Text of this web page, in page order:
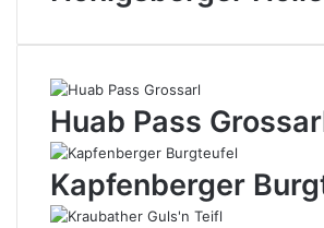
Huab Pass
Kapfenberger